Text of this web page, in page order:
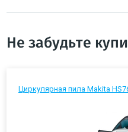
Не забудьте
Циркулярная пила Makita